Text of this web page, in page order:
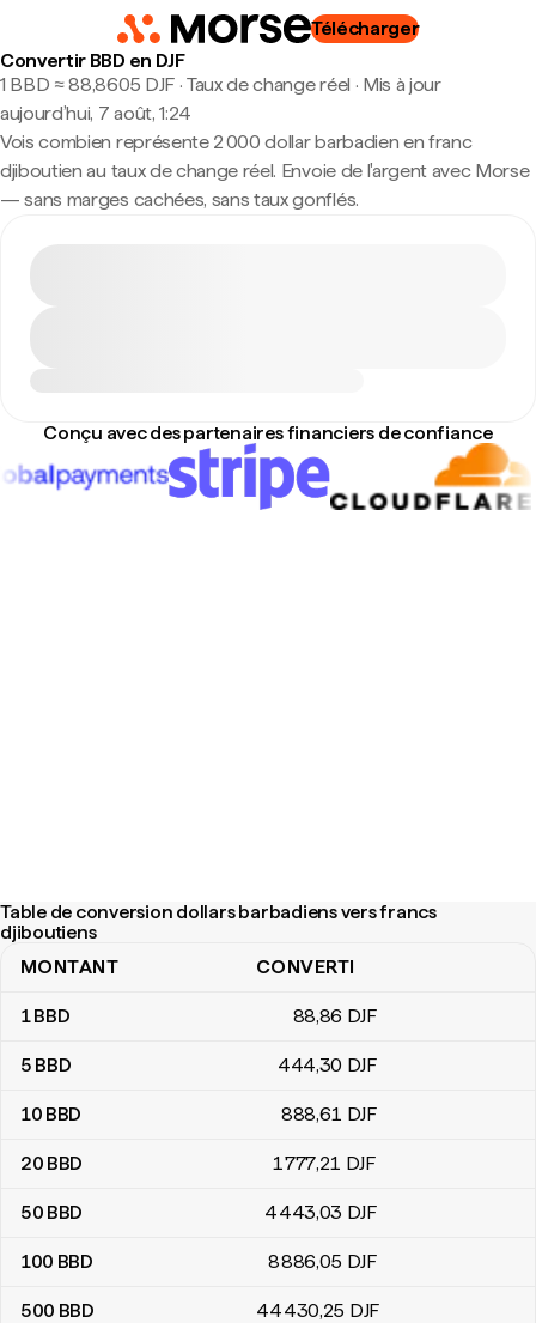
Télécharger
Convertir BBD en DJF
1 BBD ≈ 88,8605 DJF · Taux de change réel · Mis à jour
aujourd’hui, 7 août, 1:24
Vois combien représente 2 000 dollar barbadien en franc
djiboutien au taux de change réel. Envoie de l'argent avec Morse
— sans marges cachées, sans taux gonflés.
Conçu avec des partenaires financiers de confiance
Table de conversion dollars barbadiens vers francs
djiboutiens
Table de conversion dollars barbadiens vers francs djiboutiens
MONTANT CONVERTI
1BBD 88,86 DJF
5 BBD 444,30 DJF
10 BBD 888,61 DJF
20 BBD 1 777,21 DJF
50 BBD 4 443,03 DJF
100 BBD 8 886,05 DJF
500 BBD 44 430,25 DJF